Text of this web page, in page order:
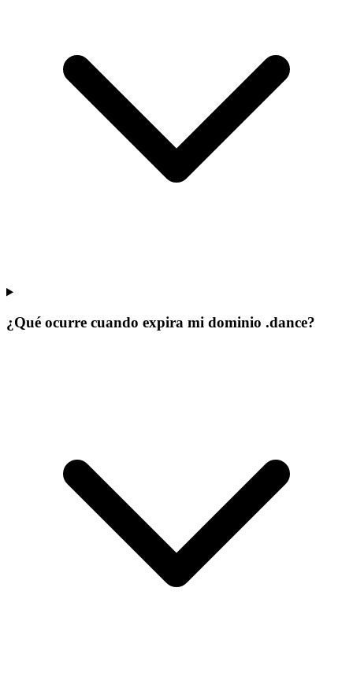
¿Qué ocurre cuando expira mi dominio .dance?